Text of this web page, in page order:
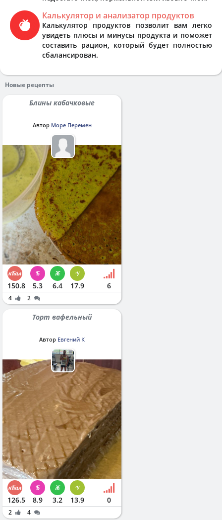
Калькулятор и анализатор продуктов
Калькулятор продуктов позволит вам легко
увидеть плюсы и минусы продукта и поможет
составить рацион, который будет полностью
сбалансирован.
Новые рецепты
Блины кабачковые
Автор Море Перемен
150.8 5.3 6.4 17.9 6
4 2
Торт вафельный
Автор Евгений К
126.5 8.9 3.2 13.9 0
2 4